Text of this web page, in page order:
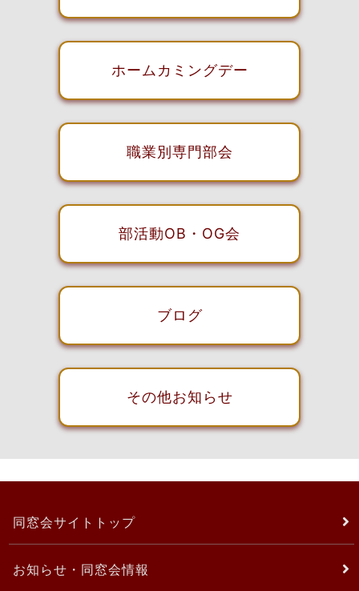
ホームカミングデー
職業別専門部会
部活動OB・OG会
ブログ
その他お知らせ
同窓会サイトトップ
お知らせ・同窓会情報